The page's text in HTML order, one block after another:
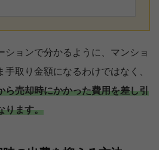
ションで分かるように、マンショ
手取り金額になるわけではなく、
ら売却時にかかった費用を差し引
ります。